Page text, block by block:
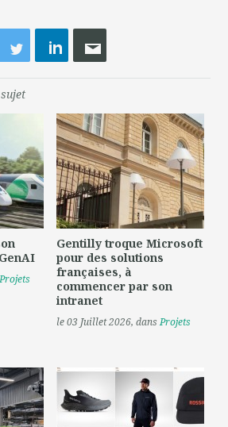
Projets
Gentilly troque Microsoft
pour des solutions
françaises, à
commencer par son
intranet
le 03 Juillet 2026, dansProjets